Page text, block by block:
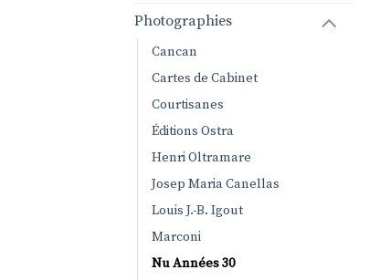
Photographies
Cancan
Cartes de Cabinet
Courtisanes
Éditions Ostra
Henri Oltramare
Josep Maria Canellas
Louis J.-B. Igout
Marconi
Nu Années 30